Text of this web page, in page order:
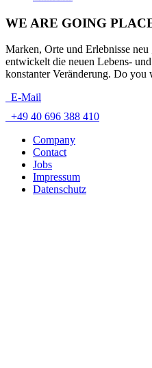
WE ARE GOING
Marken, Orte und Erlebnisse
entwickelt die neuen Lebens-
konstanter Veränderung. Do you
E-Mail
+49 40 696 388 410
Company
Contact
Jobs
Impressum
Datenschutz